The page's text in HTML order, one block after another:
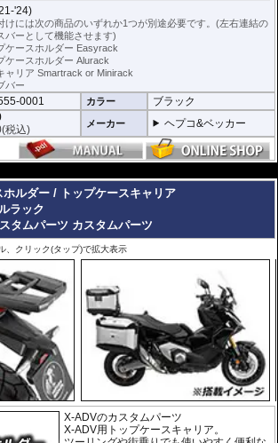
'24)
けには次の商品のいずれか1つが別途必要です。(左右連結の
バーとして機能させます)
ケースホルダー Easyrack
ケースホルダー Alurack
ャリア Smartrack or Minirack
バー
0001 カラー ブラック
(税込) メーカー ヘプコ&ベッカー
ルダー / トップケースキャリア
ラック
タムパーツ カスタムパーツ
、クリック(タップ)で拡大表示
X-ADVのカスタムパーツ
X-ADV用トップケースキャリア。